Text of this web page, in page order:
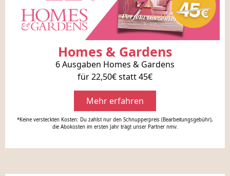
Homes & Gardens
6 Ausgaben Homes & Gardens
für 22,50€ statt 45€
Mehr erfahren
*Keine versteckten Kosten: Du zahlst nur den Schnupperpreis (Bearbeitungsgebühr),
die Abokosten im ersten Jahr trägt unser Partner nmv.